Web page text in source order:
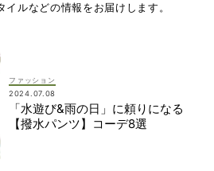
イルなどの情報をお届けします。
ファッション
2024.07.08
「水遊び&雨の日」に頼りになる
【撥水パンツ】コーデ8選